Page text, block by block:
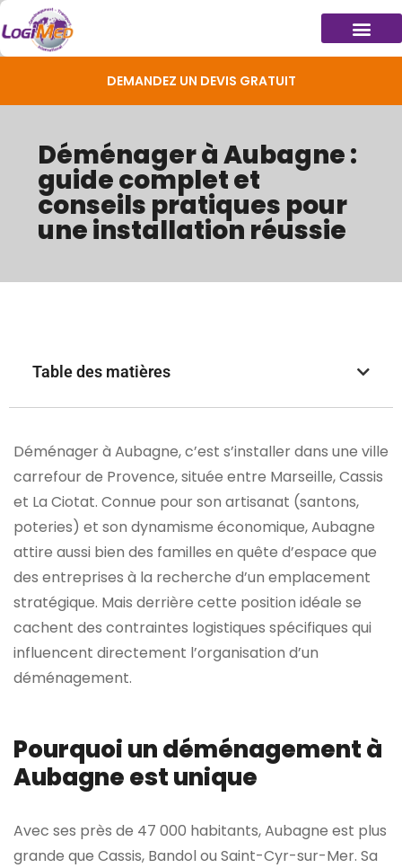
DEMANDEZ UN DEVIS GRATUIT
Déménager à Aubagne :
guide complet et
conseils pratiques pour
une installation réussie
Table des matières
Déménager à Aubagne, c’est s’installer dans une ville
carrefour de Provence, située entre Marseille, Cassis
et La Ciotat. Connue pour son artisanat (santons,
poteries) et son dynamisme économique, Aubagne
attire aussi bien des familles en quête d’espace que
des entreprises à la recherche d’un emplacement
stratégique. Mais derrière cette position idéale se
cachent des contraintes logistiques spécifiques qui
influencent directement l’organisation d’un
déménagement.
Pourquoi un déménagement à
Aubagne est unique
Avec ses près de 47 000 habitants, Aubagne est plus
grande que Cassis, Bandol ou Saint-Cyr-sur-Mer. Sa